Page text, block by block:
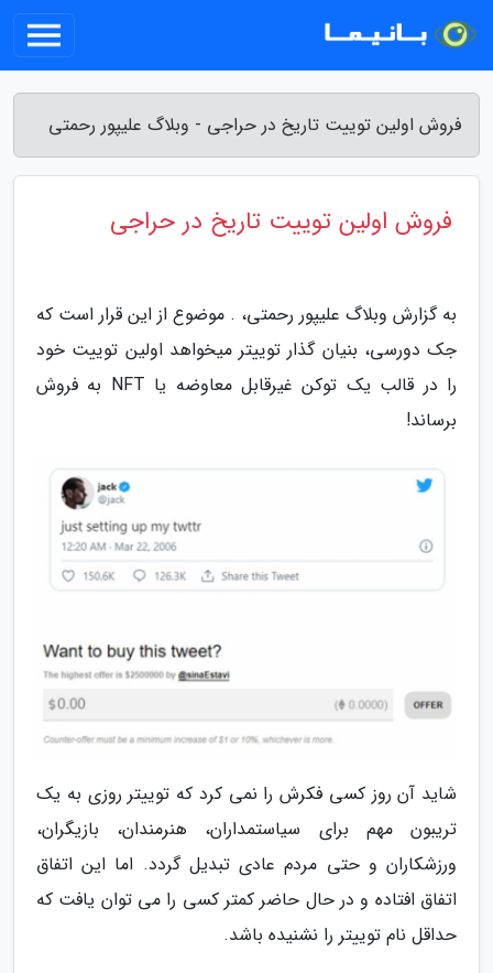
فروش اولین توییت تاریخ در حراجی - وبلاگ علیپور رحمتی
فروش اولین توییت تاریخ در حراجی
به گزارش وبلاگ علیپور رحمتی، . موضوع از این قرار است که
جک دورسی، بنیان گذار توییتر میخواهد اولین توییت خود
را در قالب یک توکن غیرقابل معاوضه یا NFT به فروش
برساند!
شاید آن روز کسی فکرش را نمی کرد که توییتر روزی به یک
تریبون مهم برای سیاستمداران، هنرمندان، بازیگران،
ورزشکاران و حتی مردم عادی تبدیل گردد. اما این اتفاق
اتفاق افتاده و در حال حاضر کمتر کسی را می توان یافت که
حداقل نام توییتر را نشنیده باشد.